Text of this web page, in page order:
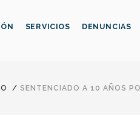
SERVICIOS DENUNCIAS
/ SENTENCIADO A 10 AÑOS